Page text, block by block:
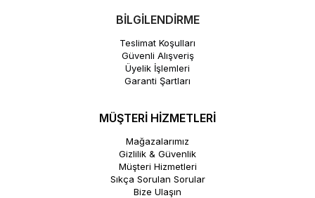
BİLGİLENDİRME
Teslimat Koşulları
Güvenli Alışveriş
Üyelik İşlemleri
Garanti Şartları
MÜŞTERİ HİZMETLERİ
Mağazalarımız
Gizlilik & Güvenlik
Müşteri Hizmetleri
Sıkça Sorulan Sorular
Bize Ulaşın